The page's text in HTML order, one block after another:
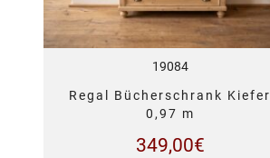
19084
Regal Bücherschrank Kiefer
0,97 m
349,00€